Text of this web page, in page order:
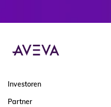
Investoren
Partner